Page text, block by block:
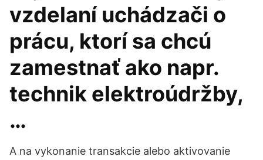
vzdelaní uchádzači o
prácu, ktorí sa chcú
zamestnať ako napr.
technik elektroúdržby,
…
A na vykonanie transakcie alebo aktivovanie